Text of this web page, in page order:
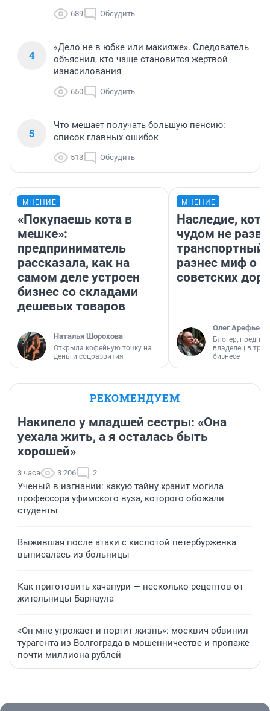
689 Обсудить
4
«Дело не в юбке или макияже». Следователь
объяснил, кто чаще становится жертвой
изнасилования
650 Обсудить
5
Что мешает получать большую пенсию:
список главных ошибок
513 Обсудить
МНЕНИЕ
«Покупаешь кота в
мешке»:
предприниматель
рассказала, как на
самом деле устроен
бизнес со складами
дешевых товаров
Наталья Шорохова
Открыла кофейную точку на
деньги соцразвития
МНЕНИЕ
Наследие,
чудом не
транспортный
разнес миф о
советских
Олег Арефьев
Блогер,
владелец в
бизнесе
РЕКОМЕНДУЕМ
Накипело у младшей сестры: «Она
уехала жить, а я осталась быть
хорошей»
3 часа 3 206 2
Ученый в изгнании: какую тайну хранит могила
профессора уфимского вуза, которого обожали
студенты
Выжившая после атаки с кислотой петербурженка
выписалась из больницы
Как приготовить хачапури — несколько рецептов от
жительницы Барнаула
«Он мне угрожает и портит жизнь»: москвич обвинил
турагента из Волгограда в мошенничестве и пропаже
почти миллиона рублей